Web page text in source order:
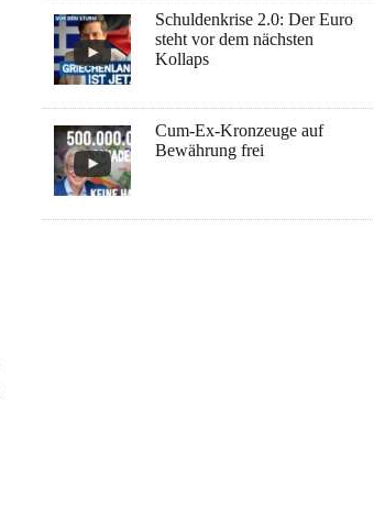
Schuldenkrise 2.0: Der Euro
steht vor dem nächsten
Kollaps
Cum-Ex-Kronzeuge auf
Bewährung frei